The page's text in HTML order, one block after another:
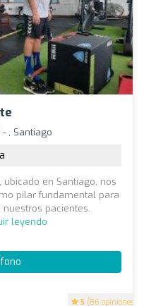
5 (86 opiniones)
, Santiago
ubicado en Santiago, nos
pilar fundamental para
pacientes.
leyendo